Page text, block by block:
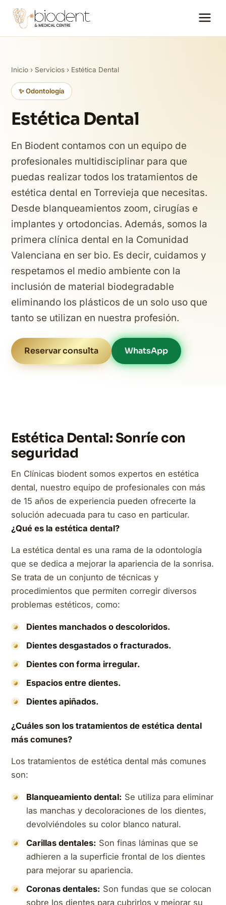
Inicio › Servicios › Estética Dental
✨ Odontología
Estética Dental
En Biodent contamos con un equipo de
profesionales multidisciplinar para que
puedas realizar todos los tratamientos de
estética dental en Torrevieja que necesitas.
Desde blanqueamientos zoom, cirugías e
implantes y ortodoncias. Además, somos la
primera clínica dental en la Comunidad
Valenciana en ser bio. Es decir, cuidamos y
respetamos el medio ambiente con la
inclusión de material biodegradable
eliminando los plásticos de un solo uso que
tanto se utilizan en nuestra profesión.
Reservar consulta WhatsApp
Estética Dental: Sonríe con
seguridad
En Clínicas biodent somos expertos en estética
dental, nuestro equipo de profesionales con más
de 15 años de experiencia pueden ofrecerte la
solución adecuada para tu caso en particular.
¿Qué es la estética dental?
La estética dental es una rama de la odontología
que se dedica a mejorar la apariencia de la sonrisa.
Se trata de un conjunto de técnicas y
procedimientos que permiten corregir diversos
problemas estéticos, como:
Dientes manchados o descoloridos.
Dientes desgastados o fracturados.
Dientes con forma irregular.
Espacios entre dientes.
Dientes apiñados.
¿Cuáles son los tratamientos de estética dental
más comunes?
Los tratamientos de estética dental más comunes
son:
Blanqueamiento dental: Se utiliza para eliminar
las manchas y decoloraciones de los dientes,
devolviéndoles su color blanco natural.
Carillas dentales: Son finas láminas que se
adhieren a la superficie frontal de los dientes
para mejorar su apariencia.
Coronas dentales: Son fundas que se colocan
sobre los dientes para cubrirlos y mejorar su